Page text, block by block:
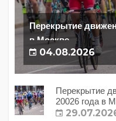
Перекрытие
в Москве
04.08.2026
Перекрытие
20026 года в